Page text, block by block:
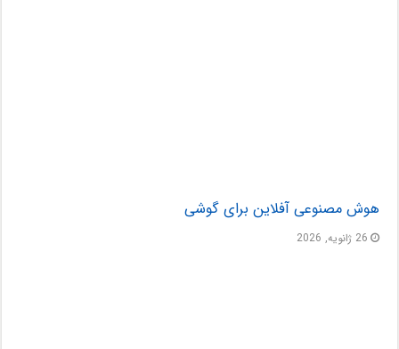
هوش مصنوعی آفلاین برای گوشی
26 ژانویه, 2026